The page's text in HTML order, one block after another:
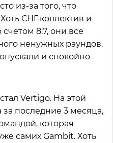
из-за того, что
СНГ-коллектив и
8:7, они все
ненужных раундов.
и спокойно
Vertigo. На этой
за последние 3 месяца,
которая
самих Gambit. Хоть